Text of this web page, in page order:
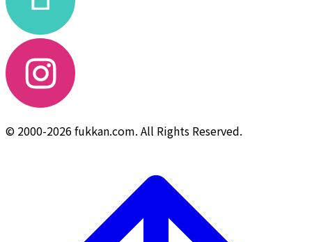
© 2000-2026 fukkan.com. All Rights Reserved.